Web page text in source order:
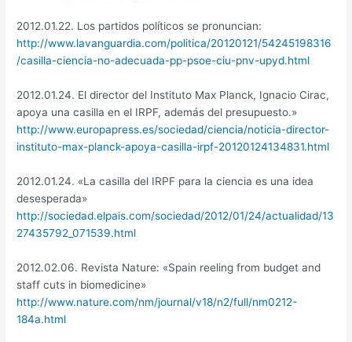
2012.01.22. Los partidos políticos se pronuncian:
http://www.lavanguardia.com/politica/20120121/54245198316
/casilla-ciencia-no-adecuada-pp-psoe-ciu-pnv-upyd.html
2012.01.24. El director del Instituto Max Planck, Ignacio Cirac,
apoya una casilla en el IRPF, además del presupuesto.»
http://www.europapress.es/sociedad/ciencia/noticia-director-
instituto-max-planck-apoya-casilla-irpf-20120124134831.html
2012.01.24. «La casilla del IRPF para la ciencia es una idea
desesperada»
http://sociedad.elpais.com/sociedad/2012/01/24/actualidad/13
27435792_071539.html
2012.02.06. Revista Nature: «Spain reeling from budget and
staff cuts in biomedicine»
http://www.nature.com/nm/journal/v18/n2/full/nm0212-
184a.html